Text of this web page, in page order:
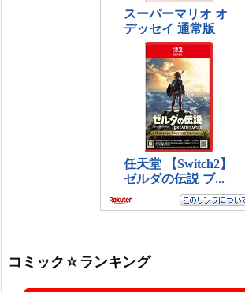
コミック☆ランキング